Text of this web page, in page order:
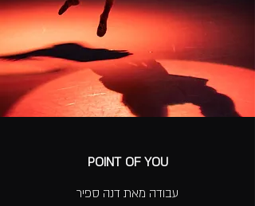
POINT OF YOU
עבודה מאת דנה ספיר